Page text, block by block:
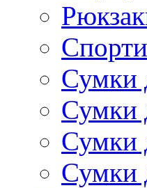
Сумки
Сумки
Сумки
Сумки